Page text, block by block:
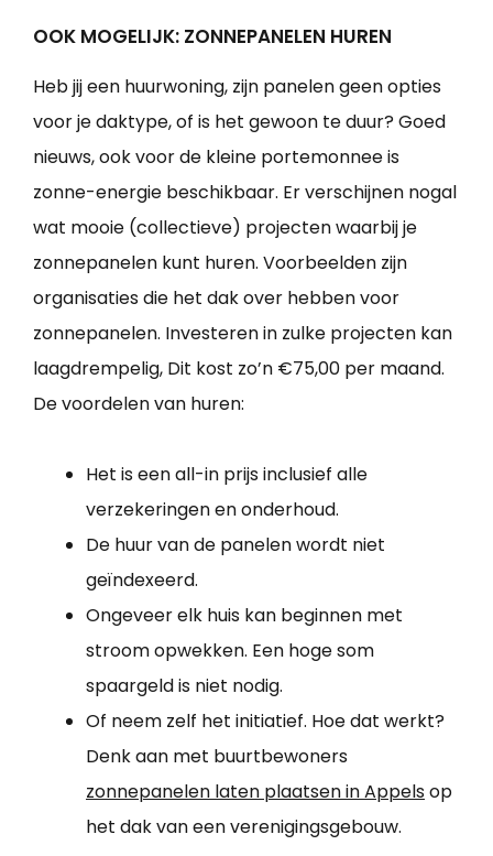
OOK MOGELIJK: ZONNEPANELEN HUREN
Heb jij een huurwoning, zijn panelen geen opties
voor je daktype, of is het gewoon te duur? Goed
nieuws, ook voor de kleine portemonnee is
zonne-energie beschikbaar. Er verschijnen nogal
wat mooie (collectieve) projecten waarbij je
zonnepanelen kunt huren. Voorbeelden zijn
organisaties die het dak over hebben voor
zonnepanelen. Investeren in zulke projecten kan
laagdrempelig, Dit kost zo’n €75,00 per maand.
De voordelen van huren:
Het is een all-in prijs inclusief alle
verzekeringen en onderhoud.
De huur van de panelen wordt niet
geïndexeerd.
Ongeveer elk huis kan beginnen met
stroom opwekken. Een hoge som
spaargeld is niet nodig.
Of neem zelf het initiatief. Hoe dat werkt?
Denk aan met buurtbewoners
zonnepanelen laten plaatsen in Appelsop
het dak van een verenigingsgebouw.